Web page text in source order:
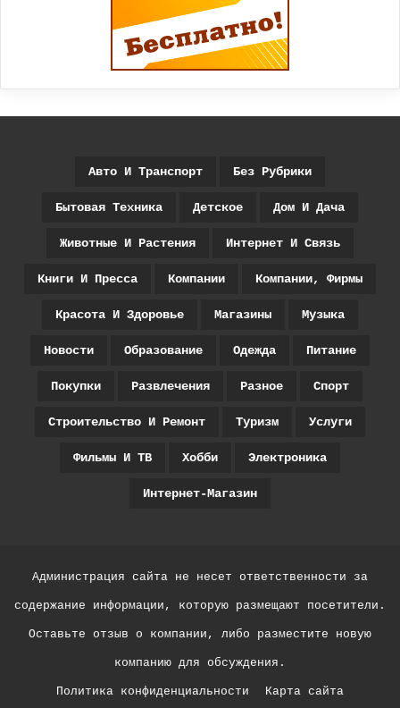
Авто И Транспорт Без Рубрики
Бытовая Техника Детское Дом И Дача
Животные И Растения Интернет И Связь
Книги И Пресса Компании Компании, Фирмы
Красота И Здоровье Магазины Музыка
Новости Образование Одежда Питание
Покупки Развлечения Разное Спорт
Строительство И Ремонт Туризм Услуги
Фильмы И ТВ Хобби Электроника
Интернет-Магазин
Администрация сайта не несет ответственности за
содержание информации, которую размещают посетители.
Оставьте отзыв о компании, либо разместите новую
компанию для обсуждения.
Политика конфиденциальности Карта сайта